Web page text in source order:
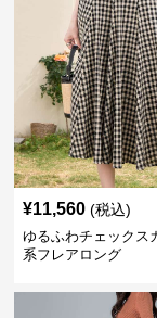
¥11,560 (税込)
ゆるふわチェックス
系フレアロング